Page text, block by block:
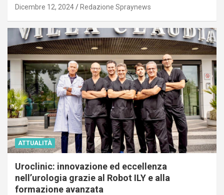
Dicembre 12, 2024 Redazione Spraynews
ATTUALITÀ
Uroclinic: innovazione ed eccellenza
nell’urologia grazie al Robot ILY e alla
formazione avanzata